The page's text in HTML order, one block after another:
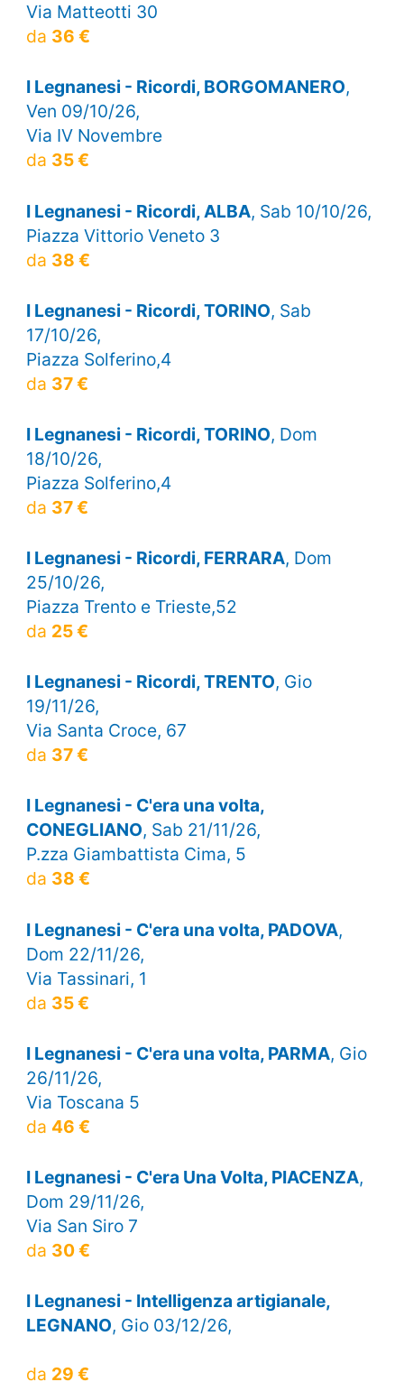
Via Matteotti 30
da 36 €
I Legnanesi - Ricordi, BORGOMANERO,
Ven 09/10/26,
Via IV Novembre
da 35 €
I Legnanesi - Ricordi, ALBA, Sab 10/10/26,
Piazza Vittorio Veneto 3
da 38 €
I Legnanesi - Ricordi, TORINO, Sab
17/10/26,
Piazza Solferino,4
da 37 €
I Legnanesi - Ricordi, TORINO, Dom
18/10/26,
Piazza Solferino,4
da 37 €
I Legnanesi - Ricordi, FERRARA, Dom
25/10/26,
Piazza Trento e Trieste,52
da 25 €
I Legnanesi - Ricordi, TRENTO, Gio
19/11/26,
Via Santa Croce, 67
da 37 €
I Legnanesi - C'era una volta,
CONEGLIANO, Sab 21/11/26,
P.zza Giambattista Cima, 5
da 38 €
I Legnanesi - C'era una volta, PADOVA,
Dom 22/11/26,
Via Tassinari, 1
da 35 €
I Legnanesi - C'era una volta, PARMA, Gio
26/11/26,
Via Toscana 5
da 46 €
I Legnanesi - C'era Una Volta, PIACENZA,
Dom 29/11/26,
Via San Siro 7
da 30 €
I Legnanesi - Intelligenza artigianale,
LEGNANO, Gio 03/12/26,
da 29 €